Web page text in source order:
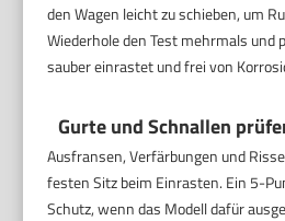
den Wagen leicht zu schieben, um
Wiederhole den Test mehrmals und
sauber einrastet und frei von
Gurte und Schnallen
Ausfransen, Verfärbungen und
festen Sitz beim Einrasten. Ein 5-
Schutz, wenn das Modell dafür